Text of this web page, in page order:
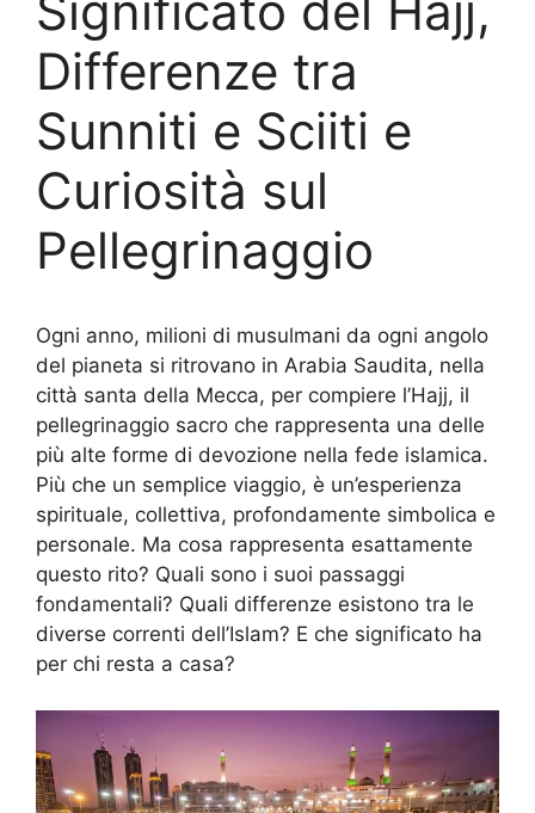
Differenze tra
Sunniti e Sciiti e
Curiosità sul
Pellegrinaggio
Ogni anno, milioni di musulmani da ogni angolo
del pianeta si ritrovano in Arabia Saudita, nella
città santa della Mecca, per compiere l’Hajj, il
pellegrinaggio sacro che rappresenta una delle
più alte forme di devozione nella fede islamica.
Più che un semplice viaggio, è un’esperienza
spirituale, collettiva, profondamente simbolica e
personale. Ma cosa rappresenta esattamente
questo rito? Quali sono i suoi passaggi
fondamentali? Quali differenze esistono tra le
diverse correnti dell’Islam? E che significato ha
per chi resta a casa?